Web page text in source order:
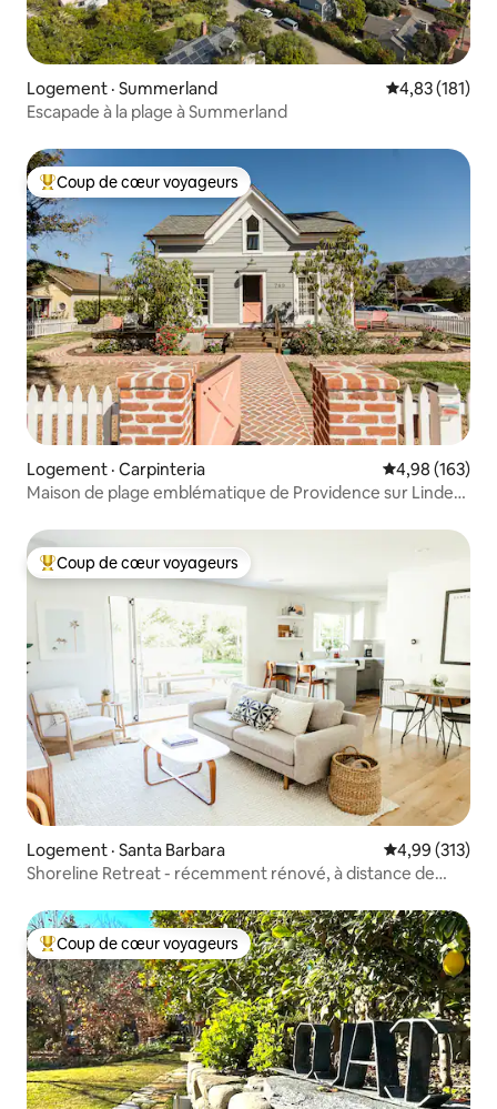
Logement · Summerland Note
4,83 (181)
Escapade à la plage à Summerland
Coup de cœur voyageurs parmi les plus aimés
Coup de cœur voyageurs
Logement · Carpinteria Note
4,98 (163)
Maison de plage emblématique de Providence sur Linden
Coup de cœur voyageurs parmi les plus aimés
Coup de cœur voyageurs
Logement · Santa Barbara Note
4,99 (313)
Shoreline Retreat - récemment rénové, à distance de
Coup de cœur voyageurs parmi les plus aimés
Coup de cœur voyageurs